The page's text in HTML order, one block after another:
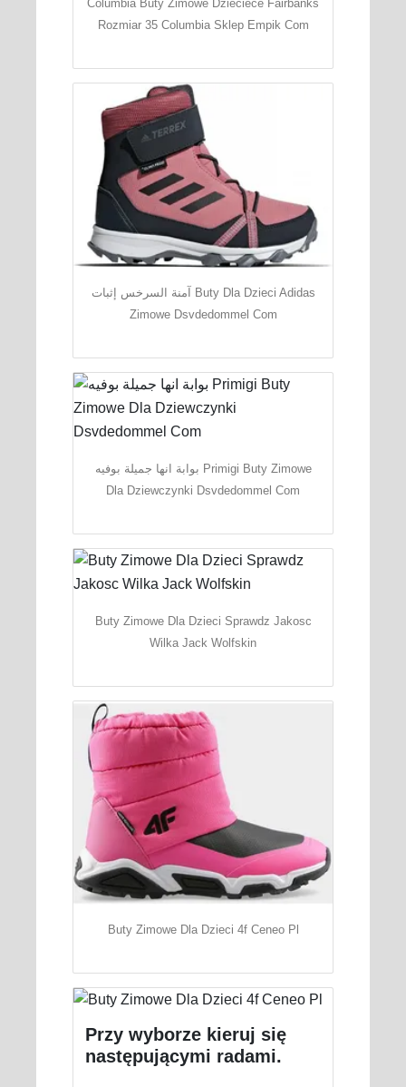
Columbia Buty Zimowe Dzieciece Fairbanks
Rozmiar 35 Columbia Sklep Empik Com
آمنة السرخس إثبات Buty Dla Dzieci Adidas
Zimowe Dsvdedommel Com
بوابة انها جميلة بوفيه Primigi Buty Zimowe
Dla Dziewczynki Dsvdedommel Com
Buty Zimowe Dla Dzieci Sprawdz Jakosc
Wilka Jack Wolfskin
Buty Zimowe Dla Dzieci 4f Ceneo Pl
Przy wyborze kieruj się
następującymi radami.